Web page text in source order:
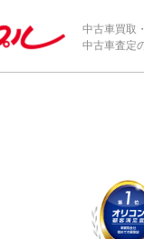
為のCVボタン*/
中古車買取・
中古車査定